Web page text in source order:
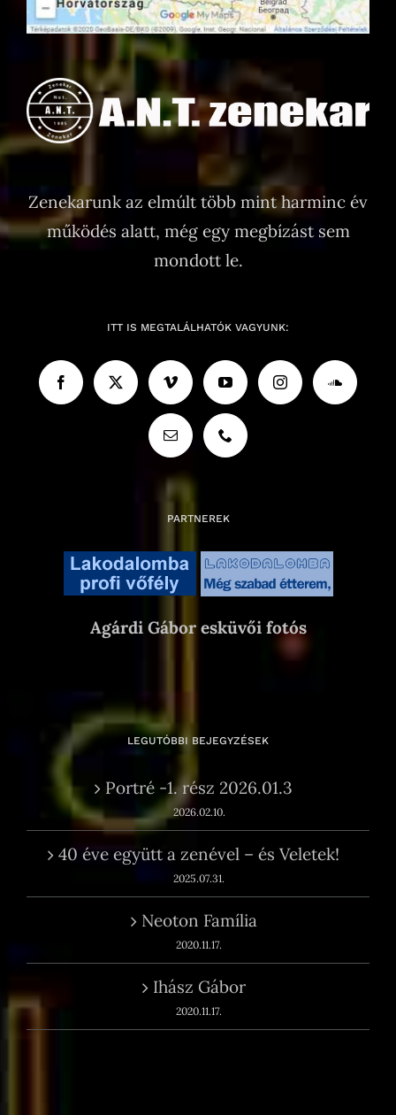
Zenekarunk az elmúlt több mint harminc év
működés alatt, még egy megbízást sem
mondott le.
ITT IS MEGTALÁLHATÓK VAGYUNK:
PARTNEREK
Agárdi Gábor esküvői fotós
LEGUTÓBBI BEJEGYZÉSEK
Portré -1. rész 2026.01.3
2026.02.10.
40 éve együtt a zenével – és Veletek!
2025.07.31.
Neoton Família
2020.11.17.
Ihász Gábor
2020.11.17.